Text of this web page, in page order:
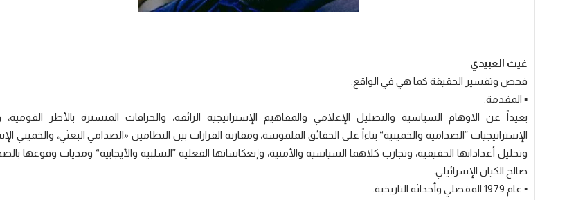
غيث العبيدي
فحص وتفسير الحقيقة كما هي في الواقع.
▪️ المقدمة.
بعيداً عن الاوهام السياسية والتضليل الإعلامي والمفاهيم الإستراتيجية الزائفة، والخرافات المتسترة بالأطر القومية،
الإستراتيجيات ”الصدامية والخمينية“ بناءاً على الحقائق الملموسة، ومقارنة القرارات بين النظامين «الصدامي البعثي، والخميني
وتحليل أعداداتها الحقيقية، وتجارب كلاهما السياسية والأمنية، وإنعكاساتها الفعلية ”السلبية والأيجابية“ ومديات وقوعها
صالح الكيان الإسرائيلي.
▪️ عام 1979 المفصلي وأحداثه التاريخية.